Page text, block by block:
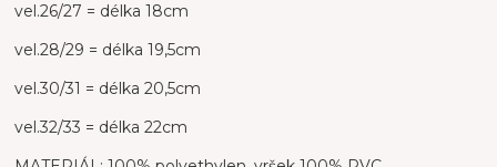
vel.26/27 = délka 18cm
vel.28/29 = délka 19,5cm
vel.30/31 = délka 20,5cm
vel.32/33 = délka 22cm